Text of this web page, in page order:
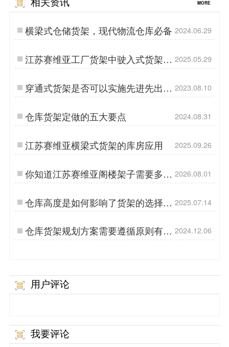
MORE
横梁式仓储货架，现代物流仓库必备 2024.06.29
江苏赛维亚工厂货架中驶入式货架的
使用特点分析
2025.05.29
穿通式货架是否可以实施先进先出的
原则？
2023.08.10
仓库货架定做的五大要点 2024.08.31
江苏赛维亚横梁式货架的库房应用 2025.09.26
你知道江苏赛维亚阁楼架子需要多少
钱？
2026.08.01
仓库高度是如何影响了货架的选择
的？
2025.07.14
仓库货架规划方案需要遵循原则有哪
些？
2024.12.06
用户评论
我要评论